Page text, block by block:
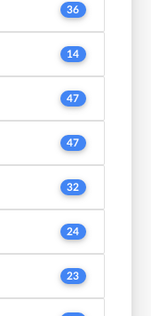
36
14
47
47
32
24
23